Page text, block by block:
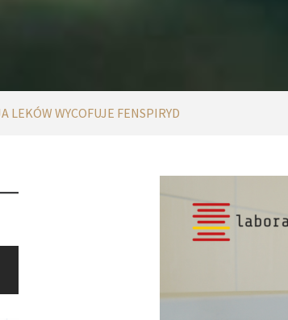
LEKÓW WYCOFUJE FENSPIRYD